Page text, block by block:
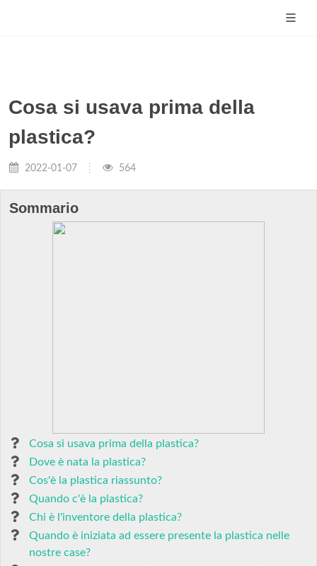
Cosa si usava prima della
plastica?
2022-01-07 564
Sommario
Cosa si usava prima della plastica?
Dove è nata la plastica?
Cos'è la plastica riassunto?
Quando c'è la plastica?
Chi è l'inventore della plastica?
Quando è iniziata ad essere presente la plastica nelle
nostre case?